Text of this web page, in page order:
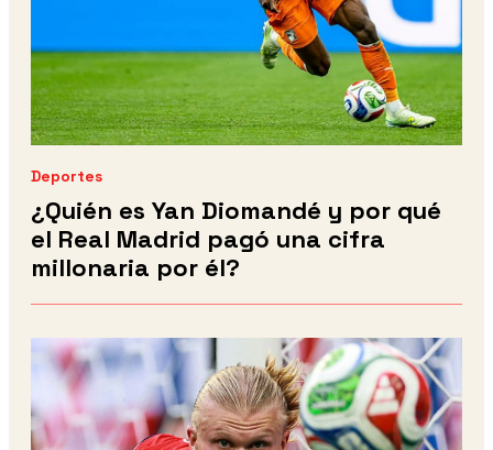
Deportes
¿Quién es Yan Diomandé y por qué
el Real Madrid pagó una cifra
millonaria por él?